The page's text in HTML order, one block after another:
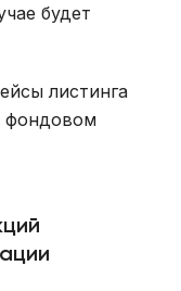
будет
листинга
фондовом